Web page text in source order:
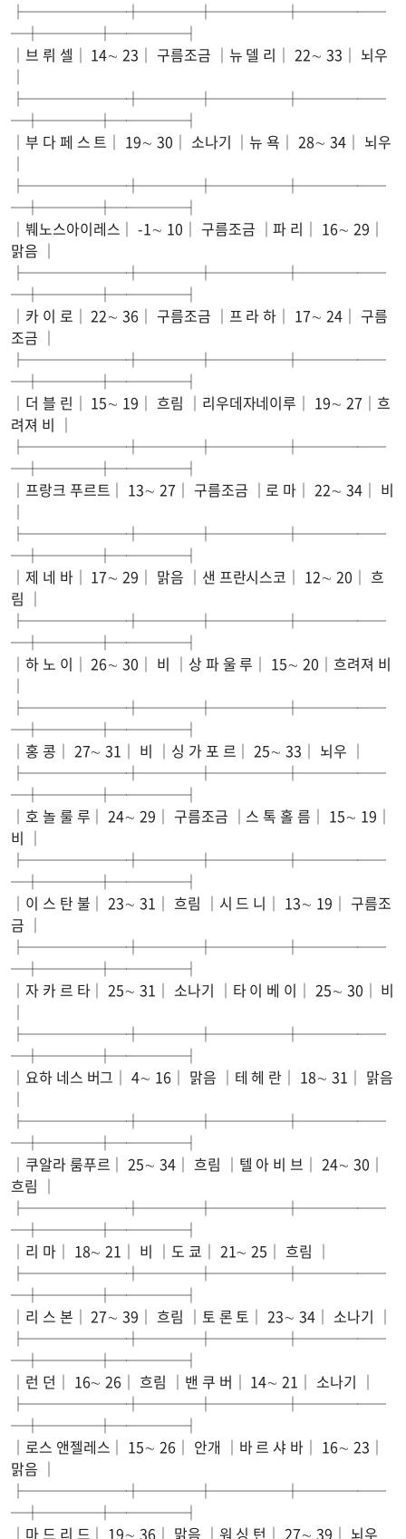
├───────┼────┼─────┼──────
─┼────┼─────┤
│브 뤼 셀│ 14∼ 23│ 구름조금 │뉴 델 리│ 22∼ 33│ 뇌우
│
├───────┼────┼─────┼──────
─┼────┼─────┤
│부 다 페 스 트│ 19∼ 30│ 소나기 │뉴 욕│ 28∼ 34│ 뇌우
│
├───────┼────┼─────┼──────
─┼────┼─────┤
│붸노스아이레스│ -1∼ 10│ 구름조금 │파 리│ 16∼ 29│
맑음 │
├───────┼────┼─────┼──────
─┼────┼─────┤
│카 이 로│ 22∼ 36│ 구름조금 │프 라 하│ 17∼ 24│ 구름
조금 │
├───────┼────┼─────┼──────
─┼────┼─────┤
│더 블 린│ 15∼ 19│ 흐림 │리우데자네이루│ 19∼ 27│흐
려져 비 │
├───────┼────┼─────┼──────
─┼────┼─────┤
│프랑크 푸르트│ 13∼ 27│ 구름조금 │로 마│ 22∼ 34│ 비
│
├───────┼────┼─────┼──────
─┼────┼─────┤
│제 네 바│ 17∼ 29│ 맑음 │샌 프란시스코│ 12∼ 20│ 흐
림 │
├───────┼────┼─────┼──────
─┼────┼─────┤
│하 노 이│ 26∼ 30│ 비 │상 파 울 루│ 15∼ 20│흐려져 비
│
├───────┼────┼─────┼──────
─┼────┼─────┤
│홍 콩│ 27∼ 31│ 비 │싱 가 포 르│ 25∼ 33│ 뇌우 │
├───────┼────┼─────┼──────
─┼────┼─────┤
│호 놀 룰 루│ 24∼ 29│ 구름조금 │스 톡 홀 름│ 15∼ 19│
비 │
├───────┼────┼─────┼──────
─┼────┼─────┤
│이 스 탄 불│ 23∼ 31│ 흐림 │시 드 니│ 13∼ 19│ 구름조
금 │
├───────┼────┼─────┼──────
─┼────┼─────┤
│자 카 르 타│ 25∼ 31│ 소나기 │타 이 베 이│ 25∼ 30│ 비
│
├───────┼────┼─────┼──────
─┼────┼─────┤
│요하 네스 버그│ 4∼ 16│ 맑음 │테 헤 란│ 18∼ 31│ 맑음
│
├───────┼────┼─────┼──────
─┼────┼─────┤
│쿠알라 룸푸르│ 25∼ 34│ 흐림 │텔 아 비 브│ 24∼ 30│
흐림 │
├───────┼────┼─────┼──────
─┼────┼─────┤
│리 마│ 18∼ 21│ 비 │도 쿄│ 21∼ 25│ 흐림 │
├───────┼────┼─────┼──────
─┼────┼─────┤
│리 스 본│ 27∼ 39│ 흐림 │토 론 토│ 23∼ 34│ 소나기 │
├───────┼────┼─────┼──────
─┼────┼─────┤
│런 던│ 16∼ 26│ 흐림 │밴 쿠 버│ 14∼ 21│ 소나기 │
├───────┼────┼─────┼──────
─┼────┼─────┤
│로스 앤젤레스│ 15∼ 26│ 안개 │바 르 샤 바│ 16∼ 23│
맑음 │
├───────┼────┼─────┼──────
─┼────┼─────┤
│마 드 리 드│ 19∼ 36│ 맑음 │워 싱 턴│ 27∼ 39│ 뇌우